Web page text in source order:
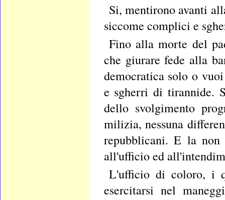
Si, mentirono avanti
siccome complici e
Fino alla morte del
che giurare fede alla
democratica solo o
e sgherri di tirannide.
dello svolgimento
milizia, nessuna
repubblicani. E la
all'ufficio ed
L'ufficio di coloro, i
esercitarsi nel